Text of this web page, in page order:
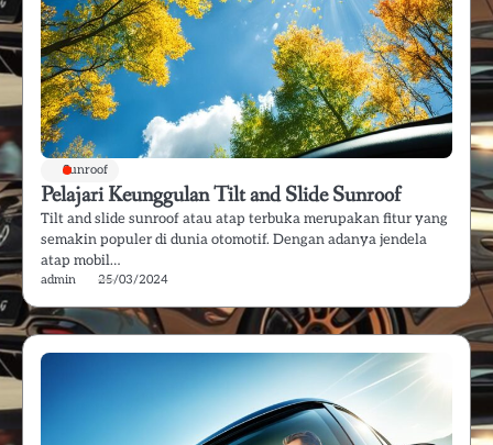
Sunroof
Pelajari Keunggulan Tilt and Slide Sunroof
Tilt and slide sunroof atau atap terbuka merupakan fitur yang
semakin populer di dunia otomotif. Dengan adanya jendela
atap mobil…
admin 25/03/2024